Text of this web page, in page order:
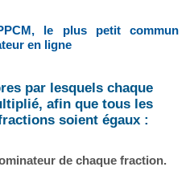
le plus petit commun
en ligne
par lesquels chaque
afin que tous les
soient égaux :
de chaque fraction.